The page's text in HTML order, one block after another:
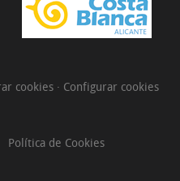
cookies · Configurar cookies
Política de Cookies